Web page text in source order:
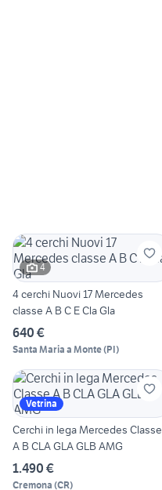
4
4 cerchi Nuovi 17 Mercedes
classe A B C E Cla Gla
640 €
Santa Maria a Monte(PI)
Vetrina
Cerchi in lega Mercedes Classe
A B CLA GLA GLB AMG
1.490 €
Cremona (CR)